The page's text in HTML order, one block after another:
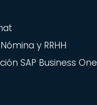
y RRHH
SAP Business One